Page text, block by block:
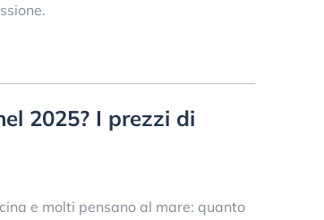
2025? I prezzi di
e molti pensano al mare: quanto